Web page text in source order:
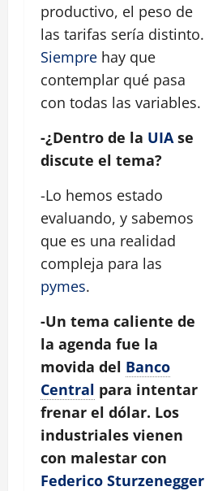
productivo, el peso de
las tarifas sería distinto.
Siempre hay que
contemplar qué pasa
con todas las variables.
-¿Dentro de la UIA se
discute el tema?
-Lo hemos estado
evaluando, y sabemos
que es una realidad
compleja para las
pymes.
-Un tema caliente de
la agenda fue la
movida del Banco
Central para intentar
frenar el dólar. Los
industriales vienen
con malestar con
Federico Sturzenegger